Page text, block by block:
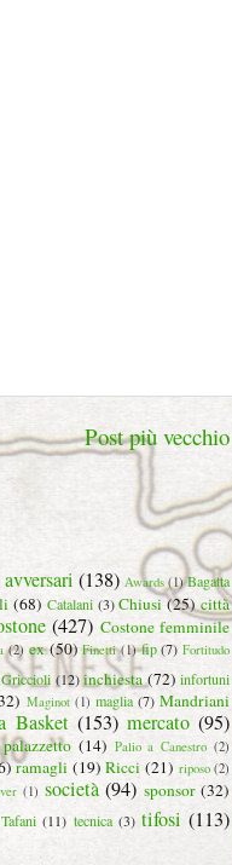
Post più vecchio
avversari (138) Awards (1) Bagatta
(68) Catalani (3) Chiusi (25) città
(427) Costone femminile
(2) ex (50) Finetti (1) fip (7) Fortitudo
Griccioli (12) inchiesta(72) infortuni
Maginot (1) maglia (7) Mandriani
Basket (153) mercato (95)
palazzetto (14) Palio a Canestro (2)
ramagli (19) Ricci (21) riposo (2)
(1) società (94) sponsor (32)
Tafani (11) tecnica (3) tifosi (113)